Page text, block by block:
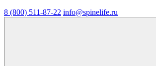
8 (800) 511-87-22 info@spinelife.ru